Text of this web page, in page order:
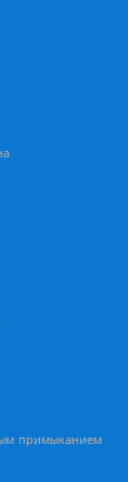
примыканием